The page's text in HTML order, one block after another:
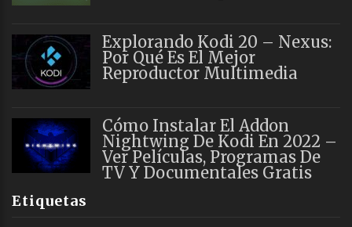
Explorando Kodi 20 – Nexus:
Por Qué Es El Mejor
Reproductor Multimedia
Cómo Instalar El Addon
Nightwing De Kodi En 2022 –
Ver Películas, Programas De
TV Y Documentales Gratis
Etiquetas